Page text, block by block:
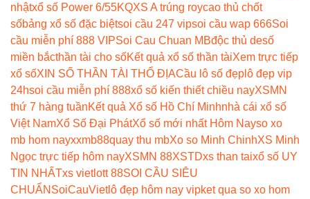
nhậtxổ số Power 6/55KQXS A trúng roycao thủ chốt
sốbảng xổ số đặc biệtsoi cầu 247 vipsoi cầu wap 666Soi
cầu miễn phí 888 VIPSoi Cau Chuan MBđộc thủ desố
miền bắcthần tài cho sốKết quả xổ số thần tàiXem trực tiếp
xổ sốXIN SỐ THẦN TÀI THỔ ĐỊACầu lô số đẹp lô đẹp vip
24hsoi cầu miễn phí 888xổ số kiến thiết chiều nayXSMN
thứ 7 hàng tuầnKết quả Xổ số Hồ Chí Minhnhà cái xổ số
Việt NamXổ Số Đại PhátXổ số mới nhất Hôm Nayso xo
mb hom nayxxmb88quay thu mbXo so Minh ChinhXS Minh
Ngọc trực tiếp hôm nayXSMN 88XSTDxs than taixổ số UY
TIN NHẤTxs vietlott 88SOI CẦU SIÊU
CHUẨN SoiCauVietlô đẹp hôm nay vipket qua so xo hom